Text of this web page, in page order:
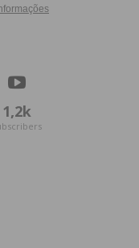
1,2k